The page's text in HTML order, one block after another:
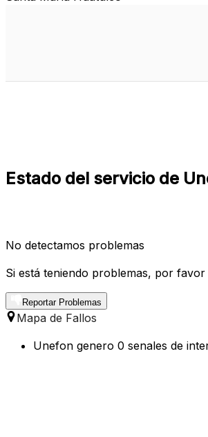
Estado del servicio de
No detectamos problemas
Si está teniendo problemas, por
Reportar Problemas
Mapa de Fallos
Unefon genero 0 senales de